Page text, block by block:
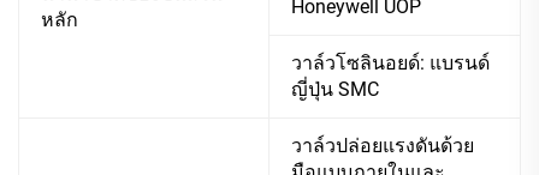
หลัก
Honeywell UOP
วาล์วโซลินอยด์: แบรนด์
ญี่ปุ่น SMC
วาล์วปล่อยแรงดันด้วย